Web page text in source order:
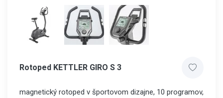
Rotoped KETTLER GIRO S 3
magnetický rotoped v športovom dizajne, 10 programov,